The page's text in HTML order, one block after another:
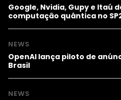
Google, Nvidia, Gupy e Itaú
computação quântica no
NEWS
OpenAI lança piloto de
Brasil
NEWS